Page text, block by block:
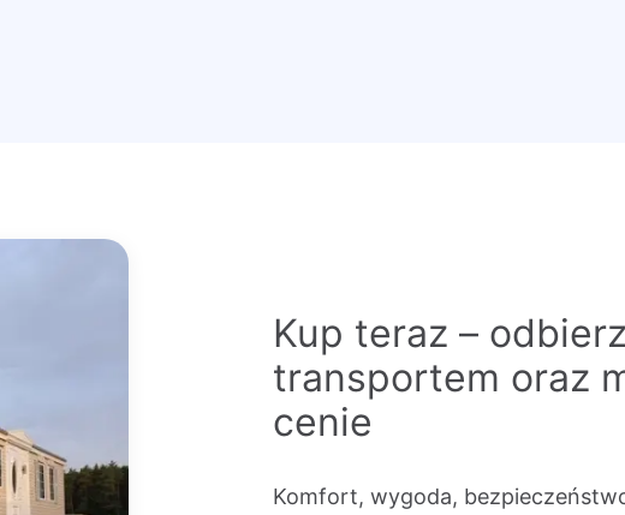
Kup teraz –
transportem oraz
cenie
Komfort, wygoda,